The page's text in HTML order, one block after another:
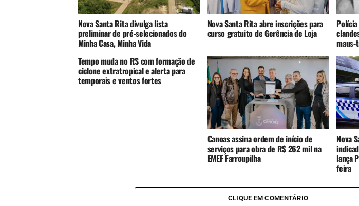
Nova Santa Rita divulga lista
preliminar de pré-selecionados do
Minha Casa, Minha Vida
Nova Santa Rita abre inscrições para
curso gratuito de Gerência de Loja
maus-
Tempo muda no RS com formação de
ciclone extratropical e alerta para
temporais e ventos fortes
Canoas assina ordem de início de
serviços para obra de R$ 262 mil na
EMEF Farroupilha
Nova
lança
feira
CLIQUE EM COMENTÁRIO